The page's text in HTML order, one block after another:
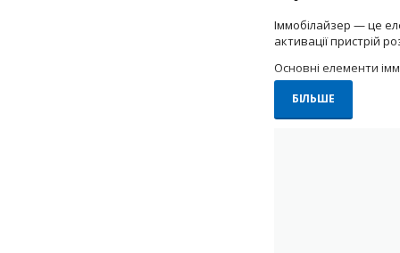
Іммобілайзер — це
активації пристрій
Основні елементи
Модуль керування;
БІЛЬШЕ